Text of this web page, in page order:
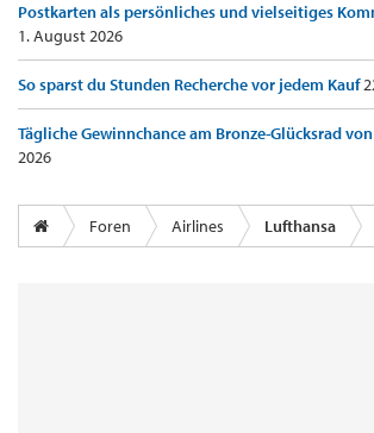
Postkarten als persönliches und vielseitiges
1. August 2026
So sparst du Stunden Recherche vor jedem Kauf
Tägliche Gewinnchance am Bronze-Glücksrad
2026
Foren Airlines Lufthansa